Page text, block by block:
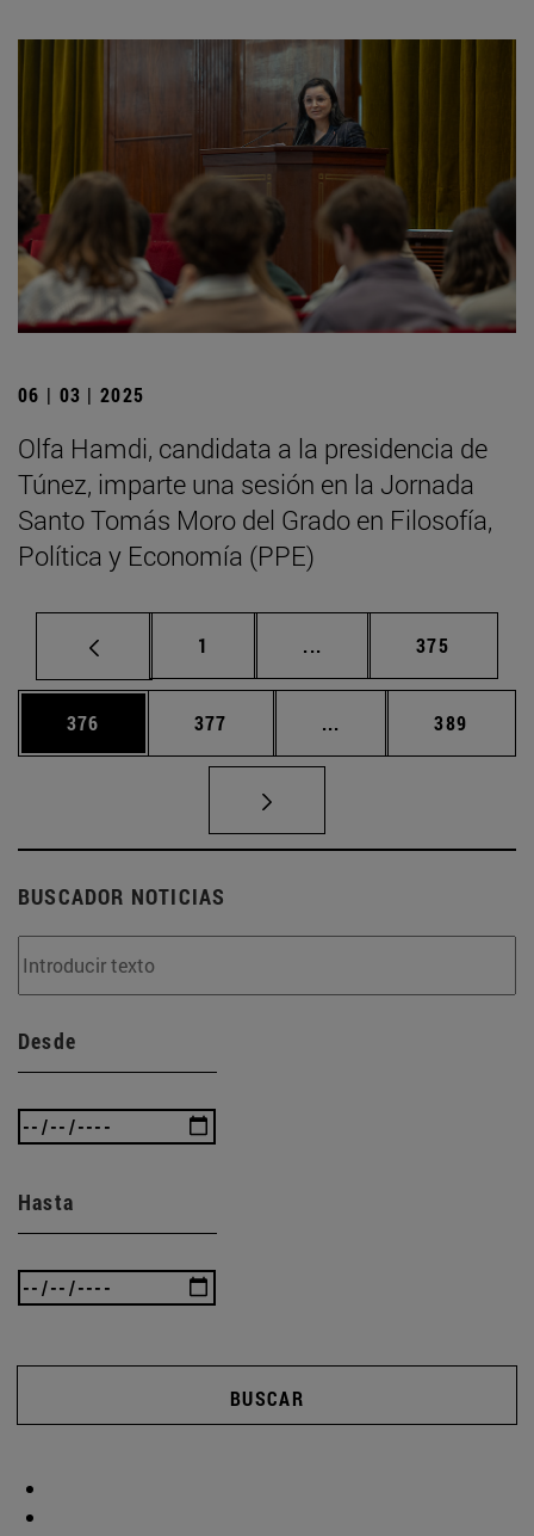
06 | 03 | 2025
Olfa Hamdi, candidata a la presidencia de
Túnez, imparte una sesión en la Jornada
Santo Tomás Moro del Grado en Filosofía,
Política y Economía (PPE)
Página
1 ... Páginas intermedias
Página
375
Página
376 Página
377 ... Páginas intermedias
Página
389
BUSCADOR NOTICIAS
Desde
Hasta
BUSCAR